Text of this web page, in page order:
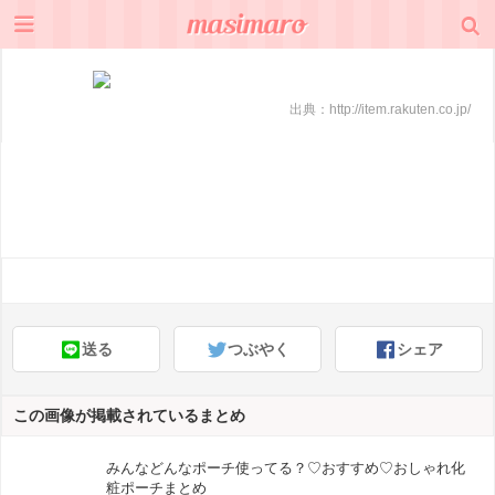
出典： http://item.rakuten.co.jp/
送る つぶやく シェア
この画像が掲載されているまとめ
みんなどんなポーチ使ってる？♡おすすめ♡おしゃれ化
粧ポーチまとめ